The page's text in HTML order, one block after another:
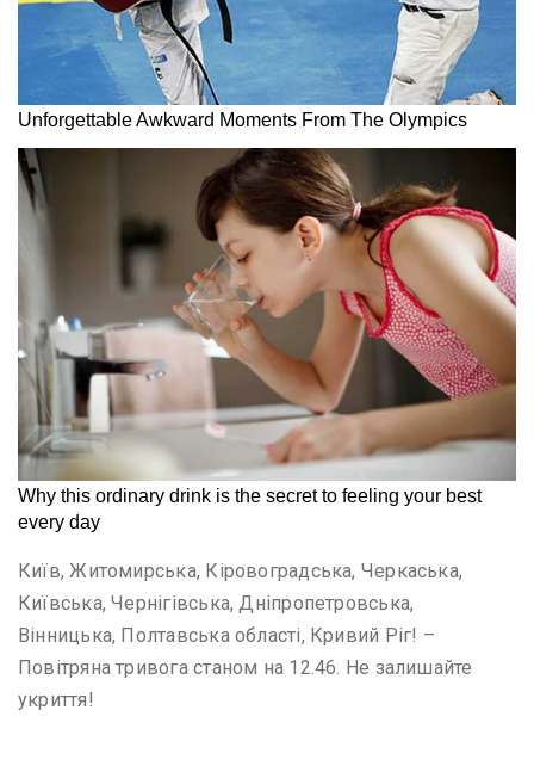
Київ, Житомирська, Кіровоградська, Черкаська,
Київська, Чернігівська, Дніпропетровська,
Вінницька, Полтавська області, Кривий Ріг! –
Повітряна тривога станом на 12.46. Не залишайте
укриття!